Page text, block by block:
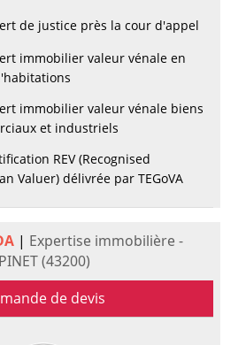
de justice près la cour d'appel
immobilier valeur vénale en
immobilier valeur vénale biens
et industriels
REV (Recognised
Valuer) délivrée par TEGoVA
| Expertise immobilière -
(43200)
de devis